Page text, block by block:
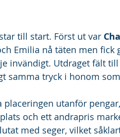
till start. Först ut var
Emilia nå täten men
invändigt. Utdraget fält
samma tryck i honom
placeringen utanför
och ett andrapris
med seger, vilket